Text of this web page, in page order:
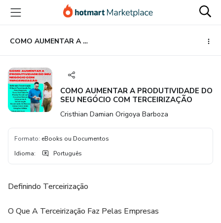
para
conteúdo
principal
para
pagamento
para
rodapé
COMO AUMENTAR A PRODUTIVIDADE DO SEU NEGÓCIO COM TERCEIRIZAÇÃO
COMO AUMENTAR A PRODUTIVIDADE DO
SEU NEGÓCIO COM TERCEIRIZAÇÃO
Cristhian Damian Origoya Barboza
Formato: eBooks ou Documentos
Idioma: Português
Definindo Terceirização
O Que A Terceirização Faz Pelas Empresas